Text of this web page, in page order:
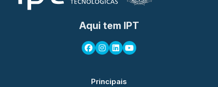
Aqui tem IPT
Principais